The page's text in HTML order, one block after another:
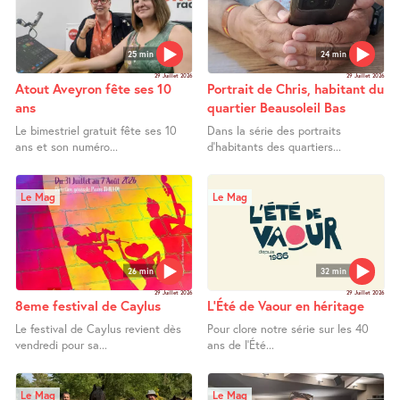
25 min
29 Juillet 2026
Atout Aveyron fête ses 10
ans
Le bimestriel gratuit fête ses 10
ans et son numéro...
24 min
29 Juillet 2026
Portrait de Chris, habitant du
quartier Beausoleil Bas
Dans la série des portraits
d’habitants des quartiers...
26 min
Le Mag
29 Juillet 2026
8eme festival de Caylus
Le festival de Caylus revient dès
vendredi pour sa...
32 min
Le Mag
29 Juillet 2026
L’Été de Vaour en héritage
Pour clore notre série sur les 40
ans de l’Été...
Le Mag Le Mag